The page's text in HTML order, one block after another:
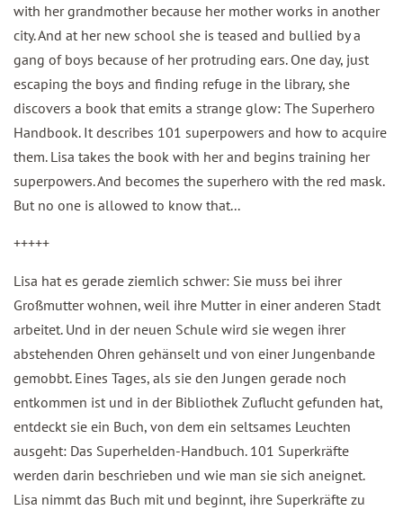
with her grandmother because her mother works in another
city. And at her new school she is teased and bullied by a
gang of boys because of her protruding ears. One day, just
escaping the boys and finding refuge in the library, she
discovers a book that emits a strange glow: The Superhero
Handbook. It describes 101 superpowers and how to acquire
them. Lisa takes the book with her and begins training her
superpowers. And becomes the superhero with the red mask.
But no one is allowed to know that...
+++++
Lisa hat es gerade ziemlich schwer: Sie muss bei ihrer
Großmutter wohnen, weil ihre Mutter in einer anderen Stadt
arbeitet. Und in der neuen Schule wird sie wegen ihrer
abstehenden Ohren gehänselt und von einer Jungenbande
gemobbt. Eines Tages, als sie den Jungen gerade noch
entkommen ist und in der Bibliothek Zuflucht gefunden hat,
entdeckt sie ein Buch, von dem ein seltsames Leuchten
ausgeht: Das Superhelden-Handbuch. 101 Superkräfte
werden darin beschrieben und wie man sie sich aneignet.
Lisa nimmt das Buch mit und beginnt, ihre Superkräfte zu